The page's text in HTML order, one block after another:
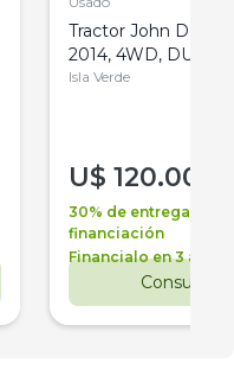
Tractor John Deere
2014, 4WD, DUAL
Isla Verde
U$ 120.000
30% de entrega +
financiación
Financialo en 3 años
Consultar